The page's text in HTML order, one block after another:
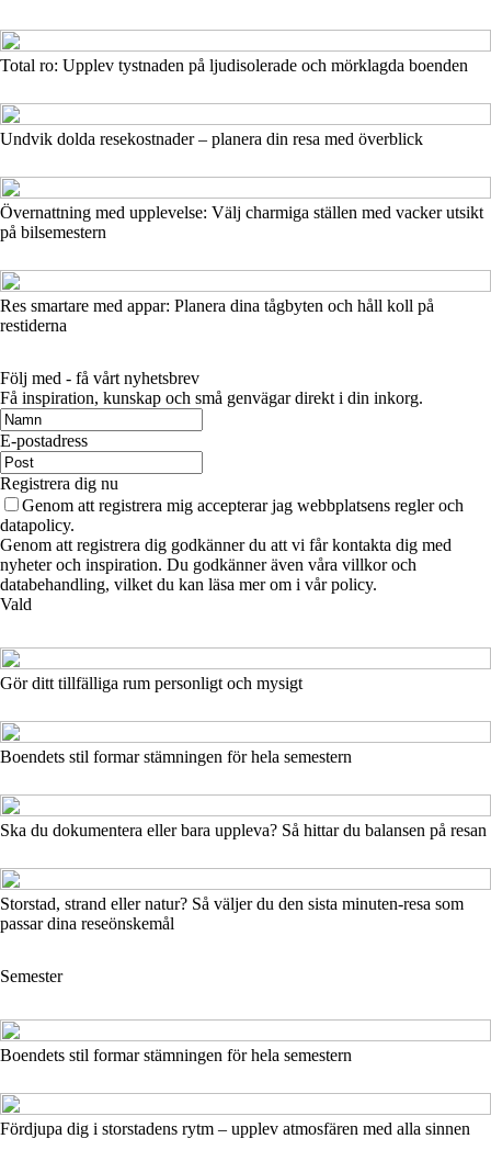
Total ro: Upplev tystnaden på ljudisolerade och mörklagda boenden
Undvik dolda resekostnader – planera din resa med överblick
Övernattning med upplevelse: Välj charmiga ställen med vacker utsikt
på bilsemestern
Res smartare med appar: Planera dina tågbyten och håll koll på
restiderna
Följ med - få vårt nyhetsbrev
Få inspiration, kunskap och små genvägar direkt i din inkorg.
E-postadress
Registrera dig nu
Genom att registrera mig accepterar jag webbplatsens regler och
datapolicy.
Genom att registrera dig godkänner du att vi får kontakta dig med
nyheter och inspiration. Du godkänner även våra villkor och
databehandling, vilket du kan läsa mer om i vår policy.
Vald
Gör ditt tillfälliga rum personligt och mysigt
Boendets stil formar stämningen för hela semestern
Ska du dokumentera eller bara uppleva? Så hittar du balansen på resan
Storstad, strand eller natur? Så väljer du den sista minuten-resa som
passar dina reseönskemål
Semester
Boendets stil formar stämningen för hela semestern
Fördjupa dig i storstadens rytm – upplev atmosfären med alla sinnen